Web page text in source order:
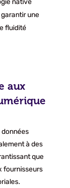
une
fluidité
aux
données
à des
que
fournisseurs